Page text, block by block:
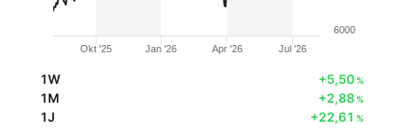
Okt '25 Jan '26 Apr '26 Jul '26
6000
1W +5,50%
1M +2,88%
1J +22,61 %